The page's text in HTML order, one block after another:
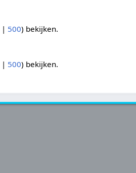
| 500) bekijken.
| 500) bekijken.